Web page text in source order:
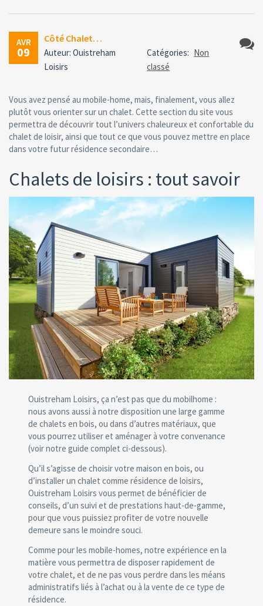
AVR
09
Côté Chalet…
Auteur: Ouistreham
Loisirs
Catégories: Non
classé
Vous avez pensé au mobile-home, mais, finalement, vous allez
plutôt vous orienter sur un chalet. Cette section du site vous
permettra de découvrir tout l’univers chaleureux et confortable du
chalet de loisir, ainsi que tout ce que vous pouvez mettre en place
dans votre futur résidence secondaire…
Chalets de loisirs : tout savoir
Ouistreham Loisirs, ça n’est pas que du mobilhome :
nous avons aussi à notre disposition une large gamme
de chalets en bois, ou dans d’autres matériaux, que
vous pourrez utiliser et aménager à votre convenance
(voir notre guide complet ci-dessous).
Qu’il s’agisse de choisir votre maison en bois, ou
d’installer un chalet comme résidence de loisirs,
Ouistreham Loisirs vous permet de bénéficier de
conseils, d’un suivi et de prestations haut-de-gamme,
pour que vous puissiez profiter de votre nouvelle
demeure sans le moindre souci.
Comme pour les mobile-homes, notre expérience en la
matière vous permettra de disposer rapidement de
votre chalet, et de ne pas vous perdre dans les méans
administratifs liés à l’achat ou à la vente de ce type de
résidence.